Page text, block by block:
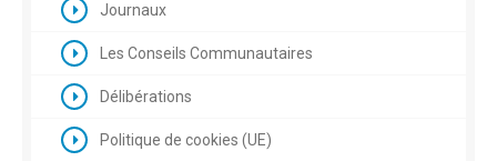
Journaux
Les Conseils Communautaires
Délibérations
Politique de cookies (UE)